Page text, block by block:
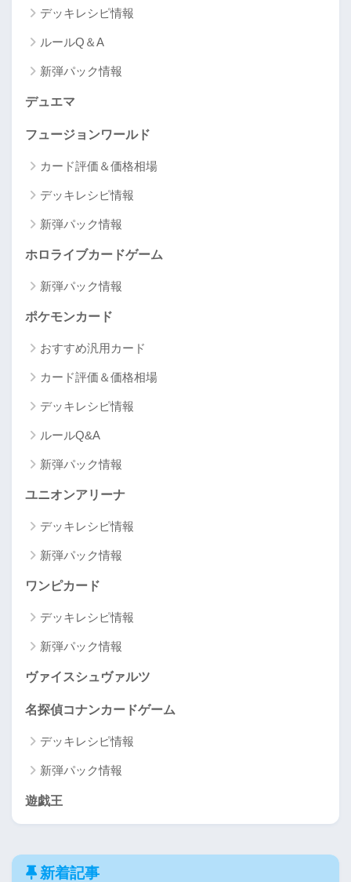
デッキレシピ情報
ルールQ＆A
新弾パック情報
デュエマ
フュージョンワールド
カード評価＆価格相場
デッキレシピ情報
新弾パック情報
ホロライブカードゲーム
新弾パック情報
ポケモンカード
おすすめ汎用カード
カード評価＆価格相場
デッキレシピ情報
ルールQ&A
新弾パック情報
ユニオンアリーナ
デッキレシピ情報
新弾パック情報
ワンピカード
デッキレシピ情報
新弾パック情報
ヴァイスシュヴァルツ
名探偵コナンカードゲーム
デッキレシピ情報
新弾パック情報
遊戯王
新着記事